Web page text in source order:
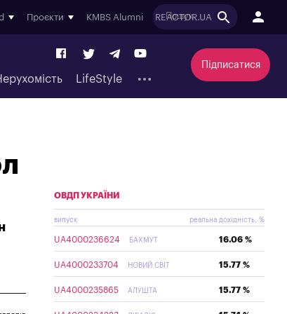
Проєкти KMBS Alumni REACTOR.UA
LifeStyle
Підписатися
ОВДП УКРАЇНИ
випуск реальна дохідність, %
UA4000236624 БАХМУТ 16.06 %
UA4000233704 НОВИЙ СВІТ 15.77 %
UA4000235865 АЛУШТА 15.77 %